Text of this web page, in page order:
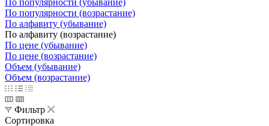
По популярности (возрастание)
По алфавиту (убывание)
По алфавиту (возрастание)
По цене (убывание)
По цене (возрастание)
Объем (убывание)
Объем (возрастание)
Фильтр
Сортировка